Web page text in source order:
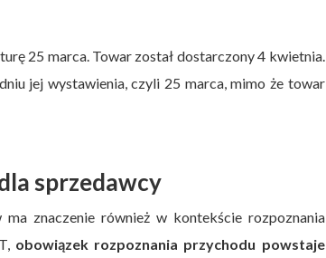
25 marca. Towar został dostarczony 4 kwietnia.
jej wystawienia, czyli 25 marca, mimo że towar
sprzedawcy
znaczenie również w kontekście rozpoznania
obowiązek rozpoznania przychodu powstaje